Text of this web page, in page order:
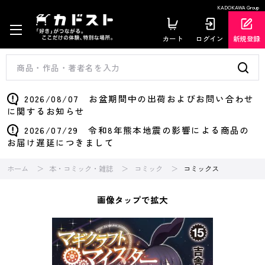
KADOKAWA Group
カート ログイン 新規登録
2026/08/07 お盆期間中の出荷およびお問い合わせ
に関するお知らせ
2026/07/29 令和8年熊本地震の影響による商品の
お届け遅延につきまして
ホーム 本・コミック・雑誌 コミック コミックス
画像タップで拡大